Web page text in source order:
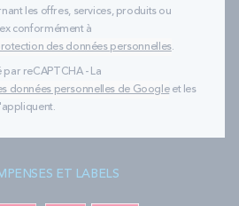
les offres, services, produits ou
conformément à
des données personnelles.
reCAPTCHA - La
données personnelles de Googleet les
ET LABELS